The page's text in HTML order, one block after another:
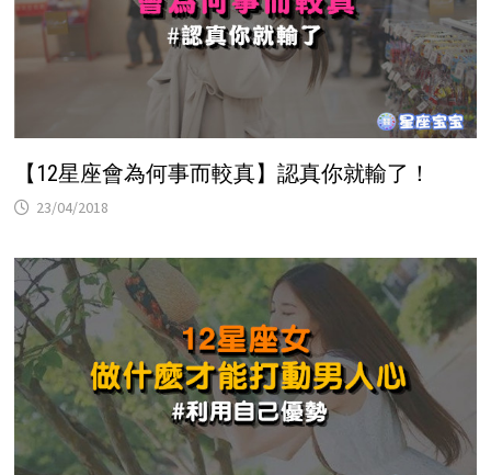
【12星座會為何事而較真】認真你就輸了！
23/04/2018